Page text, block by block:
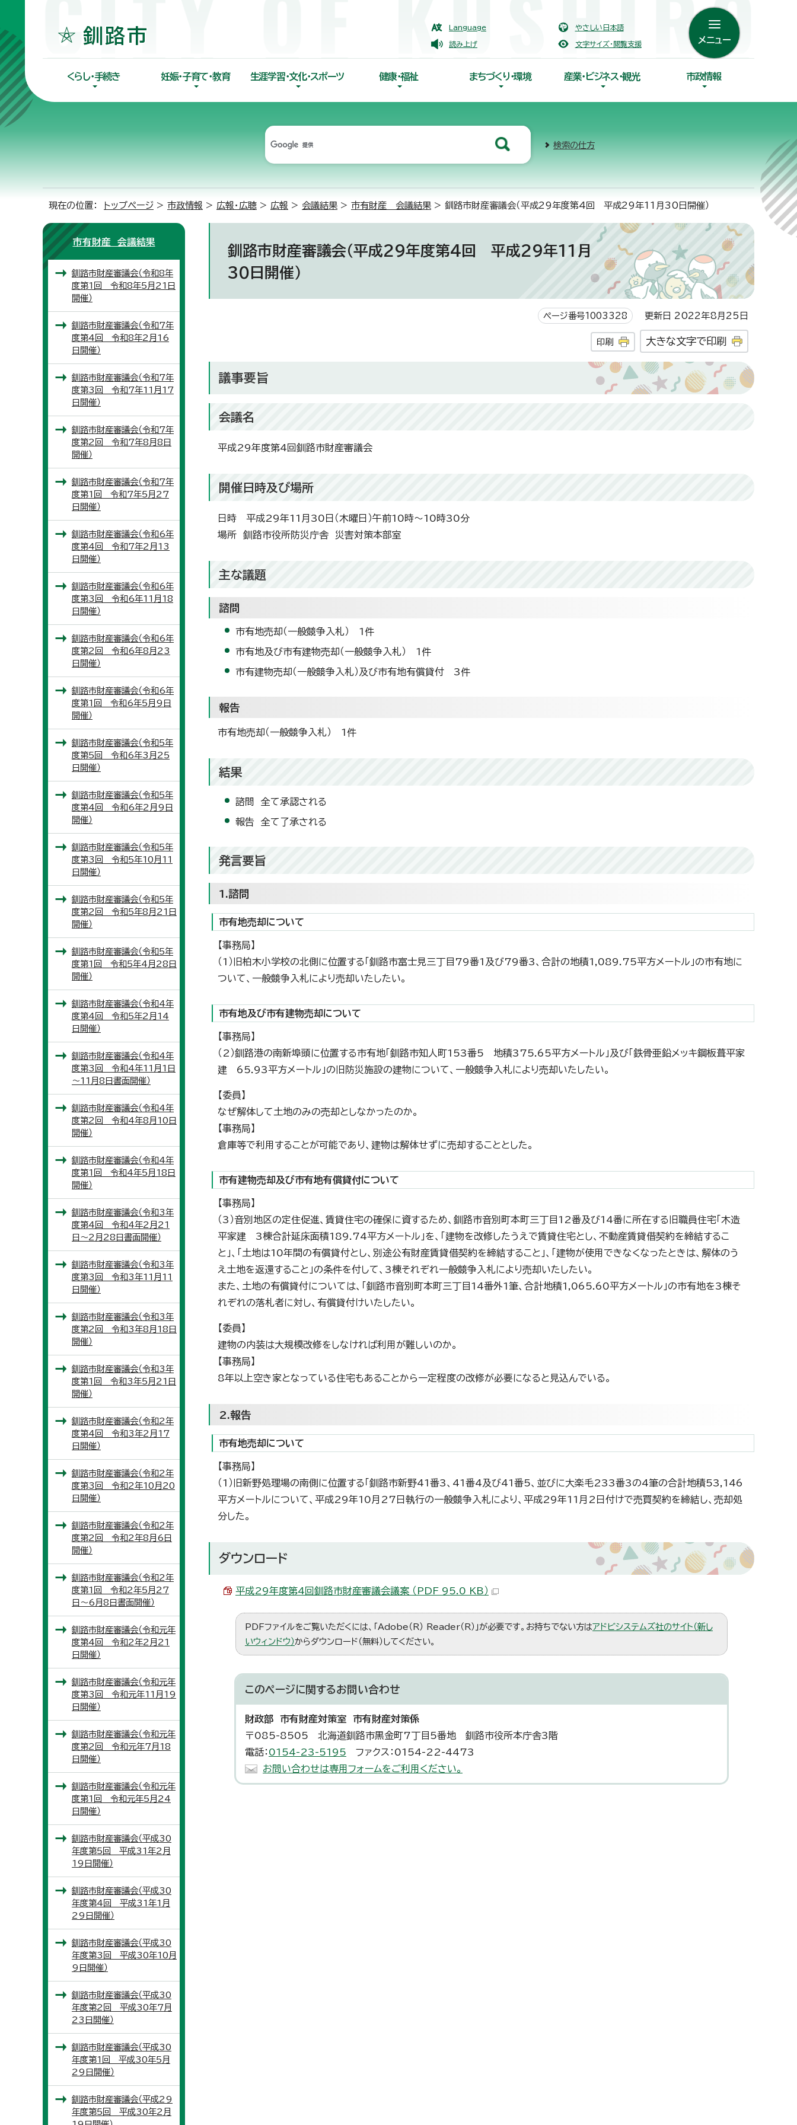
Language やさしい日本語
読み上げ 文字サイズ・閲覧支援 メニュー
くらし・手続き 妊娠・子育て・教育 生涯学習・文化・スポーツ 健康・福祉 まちづくり・環境 産業・ビジネス・観光 市政情報
検索の仕方
現在の位置： トップページ > 市政情報 > 広報・広聴 > 広報 > 会議結果 > 市有財産 会議結果 > 釧路市財産審議会（平成29年度第4回 平成29年11月30日開催）
釧路市財産審議会（平成29年度第4回 平成29年11月
30日開催）
ページ番号1003328 更新日 2022年8月25日
印刷 大きな文字で印刷
議事要旨
会議名
平成29年度第4回釧路市財産審議会
開催日時及び場所
日時 平成29年11月30日（木曜日）午前10時～10時30分
場所 釧路市役所防災庁舎 災害対策本部室
主な議題
諮問
市有地売却（一般競争入札） 1件
市有地及び市有建物売却（一般競争入札） 1件
市有建物売却（一般競争入札）及び市有地有償貸付 3件
報告
市有地売却（一般競争入札） 1件
結果
諮問 全て承認される
報告 全て了承される
発言要旨
1.諮問
市有地売却について
【事務局】
（1）旧柏木小学校の北側に位置する「釧路市富士見三丁目79番1及び79番3、合計の地積1,089.75平方メートル」の市有地に
ついて、一般競争入札により売却いたしたい。
市有地及び市有建物売却について
【事務局】
（2）釧路港の南新埠頭に位置する市有地「釧路市知人町153番5 地積375.65平方メートル」及び「鉄骨亜鉛メッキ鋼板葺平家
建 65.93平方メートル」の旧防災施設の建物について、一般競争入札により売却いたしたい。
【委員】
なぜ解体して土地のみの売却としなかったのか。
【事務局】
倉庫等で利用することが可能であり、建物は解体せずに売却することとした。
市有建物売却及び市有地有償貸付について
【事務局】
（3）音別地区の定住促進、賃貸住宅の確保に資するため、釧路市音別町本町三丁目12番及び14番に所在する旧職員住宅「木造
平家建 3棟合計延床面積189.74平方メートル」を、「建物を改修したうえで賃貸住宅とし、不動産賃貸借契約を締結するこ
と」、「土地は10年間の有償貸付とし、別途公有財産賃貸借契約を締結すること」、「建物が使用できなくなったときは、解体のう
え土地を返還すること」の条件を付して、3棟それぞれ一般競争入札により売却いたしたい。
また、土地の有償貸付については、「釧路市音別町本町三丁目14番外1筆、合計地積1,065.60平方メートル」の市有地を3棟そ
れぞれの落札者に対し、有償貸付けいたしたい。
【委員】
建物の内装は大規模改修をしなければ利用が難しいのか。
【事務局】
8年以上空き家となっている住宅もあることから一定程度の改修が必要になると見込んでいる。
2.報告
市有地売却について
【事務局】
（1）旧新野処理場の南側に位置する「釧路市新野41番3、41番4及び41番5、並びに大楽毛233番3の4筆の合計地積53,146
平方メートルについて、平成29年10月27日執行の一般競争入札により、平成29年11月2日付けで売買契約を締結し、売却処
分した。
ダウンロード
平成29年度第4回釧路市財産審議会議案 （PDF 95.0 KB）
PDFファイルをご覧いただくには、「Adobe（R） Reader（R）」が必要です。お持ちでない方はアドビシステムズ社のサイト（新し
いウィンドウ）からダウンロード（無料）してください。
このページに関するお問い合わせ
財政部 市有財産対策室 市有財産対策係
〒085-8505 北海道釧路市黒金町7丁目5番地 釧路市役所本庁舎3階
電話： 0154-23-5195 ファクス：0154-22-4473
お問い合わせは専用フォームをご利用ください。
市有財産 会議結果
釧路市財産審議会（令和8年
度第1回 令和8年5月21日
開催）
釧路市財産審議会（令和7年
度第4回 令和8年2月16
日開催）
釧路市財産審議会（令和7年
度第3回 令和7年11月17
日開催）
釧路市財産審議会（令和7年
度第2回 令和7年8月8日
開催）
釧路市財産審議会（令和7年
度第1回 令和7年5月27
日開催）
釧路市財産審議会（令和6年
度第4回 令和7年2月13
日開催）
釧路市財産審議会（令和6年
度第3回 令和6年11月18
日開催）
釧路市財産審議会（令和6年
度第2回 令和6年8月23
日開催）
釧路市財産審議会（令和6年
度第1回 令和6年5月9日
開催）
釧路市財産審議会（令和5年
度第5回 令和6年3月25
日開催）
釧路市財産審議会（令和5年
度第4回 令和6年2月9日
開催）
釧路市財産審議会（令和5年
度第3回 令和5年10月11
日開催）
釧路市財産審議会（令和5年
度第2回 令和5年8月21日
開催）
釧路市財産審議会（令和5年
度第1回 令和5年4月28日
開催）
釧路市財産審議会（令和4年
度第4回 令和5年2月14
日開催）
釧路市財産審議会（令和4年
度第3回 令和4年11月1日
～11月8日書面開催）
釧路市財産審議会（令和4年
度第2回 令和4年8月10日
開催）
釧路市財産審議会（令和4年
度第1回 令和4年5月18日
開催）
釧路市財産審議会（令和3年
度第4回 令和4年2月21
日～2月28日書面開催）
釧路市財産審議会（令和3年
度第3回 令和3年11月11
日開催）
釧路市財産審議会（令和3年
度第2回 令和3年8月18日
開催）
釧路市財産審議会（令和3年
度第1回 令和3年5月21日
開催）
釧路市財産審議会（令和2年
度第4回 令和3年2月17
日開催）
釧路市財産審議会（令和2年
度第3回 令和2年10月20
日開催）
釧路市財産審議会（令和2年
度第2回 令和2年8月6日
開催）
釧路市財産審議会（令和2年
度第1回 令和2年5月27
日～6月8日書面開催）
釧路市財産審議会（令和元年
度第4回 令和2年2月21
日開催）
釧路市財産審議会（令和元年
度第3回 令和元年11月19
日開催）
釧路市財産審議会（令和元年
度第2回 令和元年7月18
日開催）
釧路市財産審議会（令和元年
度第1回 令和元年5月24
日開催）
釧路市財産審議会（平成30
年度第5回 平成31年2月
19日開催）
釧路市財産審議会（平成30
年度第4回 平成31年1月
29日開催）
釧路市財産審議会（平成30
年度第3回 平成30年10月
9日開催）
釧路市財産審議会（平成30
年度第2回 平成30年7月
23日開催）
釧路市財産審議会（平成30
年度第1回 平成30年5月
29日開催）
釧路市財産審議会（平成29
年度第5回 平成30年2月